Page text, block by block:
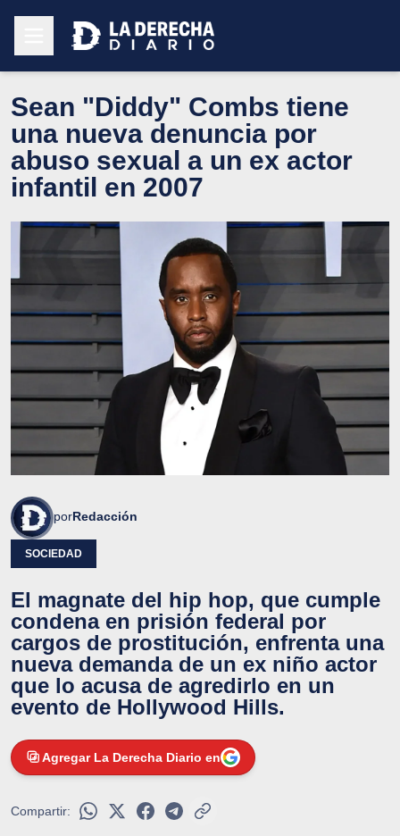
Sean "Diddy" Combs tiene
una nueva denuncia por
abuso sexual a un ex actor
infantil en 2007
porRedacción
SOCIEDAD
El magnate del hip hop, que cumple
condena en prisión federal por
cargos de prostitución, enfrenta una
nueva demanda de un ex niño actor
que lo acusa de agredirlo en un
evento de Hollywood Hills.
Agregar La Derecha Diario en
Compartir: